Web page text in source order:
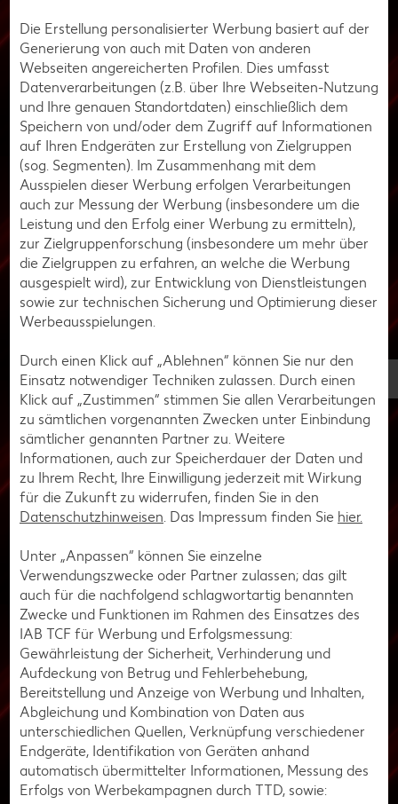
LED-Lichtleisten: 20 bis 100 Euro.
LED-Panels: 100 bis 300 Euro
Gaming-Deko wie Polster und Figuren: 50 bis 200 Euro
7. Sound-System
2.1 / 5.1-Lautsprecher-System: 100 bis 500 Euro
Soundbar: 150 bis 800 Euro
8. Internetverbindung und Router
Hochwertiger Gaming-Router: 100 bis 300 Euro
Netzwerkverkabelung / Repeater: 50 bis 200 Euro
9. Sonstiges wie Kabelmanagement oder Kühlsysteme
Kabelmanagement-Zubehör: 20 bis 100 Euro
Zusätzliche Kühlung wie Lüfter oder Wasserkühlung:
50 bis 300 Euro, je nach Modell und Kühlleistung noch
teurer
Mögliche Kosten bei verschiedenen
Konfigurationen
Low-Budget-Konfiguration: 2.000 bis 3.500 Euro
Mittelklasse-Konfiguration: 4.000 bis 7.000 Euro
teuersten Konfigurationen gibt es keine Obergrenze
Wichtig: Diese Schätzungen sind natürlich nur Richtwerte.
Je nachdem, ob du zum Beispiel mehrere Monitore
verwenden möchtest, spezielle Möbel oder eine besonders
aufwendige Deko planst, können die Kosten stark ansteigen
oder auch niedriger ausfallen, wenn du gezielt sparst.
So kannst du die Kosten senken
Natürlich kannst du die Kosten senken, indem du zunächst
auf nicht essenzielle Dinge wie Deko oder besondere
Lichtquellen verzichtest. Kaufe Bildschirm, Rechner, Maus
Die Erstellung personalisierter Werbung basiert auf der
Generierung von auch mit Daten von anderen
Webseiten angereicherten Profilen. Dies umfasst
Datenverarbeitungen (z.B. über Ihre Webseiten-Nutzung
und Ihre genauen Standortdaten) einschließlich dem
Speichern von und/oder dem Zugriff auf Informationen
auf Ihren Endgeräten zur Erstellung von Zielgruppen
(sog. Segmenten). Im Zusammenhang mit dem
Ausspielen dieser Werbung erfolgen Verarbeitungen
auch zur Messung der Werbung (insbesondere um die
Leistung und den Erfolg einer Werbung zu ermitteln),
zur Zielgruppenforschung (insbesondere um mehr über
die Zielgruppen zu erfahren, an welche die Werbung
ausgespielt wird), zur Entwicklung von Dienstleistungen
sowie zur technischen Sicherung und Optimierung dieser
Werbeausspielungen.
Durch einen Klick auf „Ablehnen“ können Sie nur den
Einsatz notwendiger Techniken zulassen. Durch einen
Klick auf „Zustimmen“ stimmen Sie allen Verarbeitungen
zu sämtlichen vorgenannten Zwecken unter Einbindung
sämtlicher genannten Partner zu. Weitere
Informationen, auch zur Speicherdauer der Daten und
zu Ihrem Recht, Ihre Einwilligung jederzeit mit Wirkung
für die Zukunft zu widerrufen, finden Sie in den
Datenschutzhinweisen . Das Impressum finden Sie hier.
Unter „Anpassen“ können Sie einzelne
Verwendungszwecke oder Partner zulassen; das gilt
auch für die nachfolgend schlagwortartig benannten
Zwecke und Funktionen im Rahmen des Einsatzes des
IAB TCF für Werbung und Erfolgsmessung:
Gewährleistung der Sicherheit, Verhinderung und
Aufdeckung von Betrug und Fehlerbehebung,
Bereitstellung und Anzeige von Werbung und Inhalten,
Abgleichung und Kombination von Daten aus
unterschiedlichen Quellen, Verknüpfung verschiedener
Endgeräte, Identifikation von Geräten anhand
automatisch übermittelter Informationen, Messung des
Erfolgs von Werbekampagnen durch TTD, sowie: